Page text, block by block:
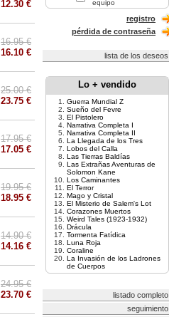
12.30 €
16.95 €
16.10 €
25.00 €
23.75 €
17.95 €
17.05 €
19.95 €
18.95 €
14.90 €
14.16 €
24.95 €
23.70 €
equipo
registro
pérdida de contraseña
lista de los deseos
Lo + vendido
Guerra Mundial Z
Sueño del Fevre
El Pistolero
Narrativa Completa I
Narrativa Completa II
La Llegada de los Tres
Lobos del Calla
Las Tierras Baldías
Las Extrañas Aventuras de
Solomon Kane
Los Caminantes
El Terror
Mago y Cristal
El Misterio de Salem's Lot
Corazones Muertos
Weird Tales (1923-1932)
Drácula
Tormenta Fatídica
Luna Roja
Coraline
La Invasión de los Ladrones
de Cuerpos
listado completo
seguimiento